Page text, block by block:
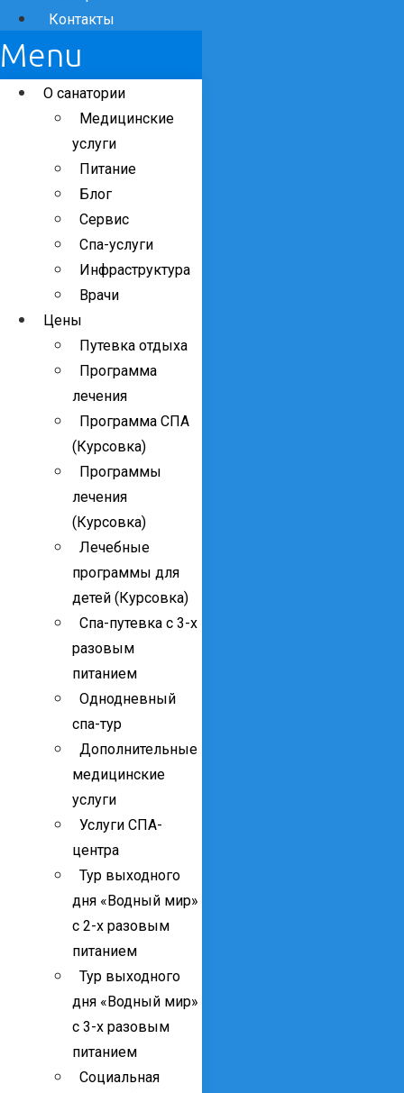
Контакты
Menu
О санатории
Медицинские
услуги
Питание
Блог
Сервис
Спа-услуги
Инфраструктура
Врачи
Цены
Путевка отдыха
Программа
лечения
Программа СПА
(Курсовка)
Программы
лечения
(Курсовка)
Лечебные
программы для
детей (Курсовка)
Спа-путевка с 3-х
разовым
питанием
Однодневный
спа-тур
Дополнительные
медицинские
услуги
Услуги СПА-
центра
Тур выходного
дня «Водный мир»
с 2-х разовым
питанием
Тур выходного
дня «Водный мир»
с 3-х разовым
питанием
Социальная